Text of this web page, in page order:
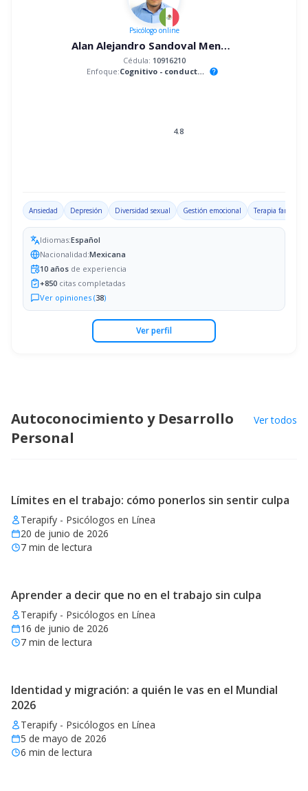
Psicólogoonline
Alan Alejandro Sandoval Mendoza
Cédula: 10916210
Enfoque:
Cognitivo - conductual help
4.8
Ansiedad Depresión Diversidad sexual Gestión emocional Terapia familiar
Idiomas:Español
Nacionalidad:Mexicana
10 años de experiencia
+850 citas completadas
Ver opiniones (38)
Ver perfil
Autoconocimiento y Desarrollo
Personal
Ver todos
Límites en el trabajo: cómo ponerlos sin sentir culpa
Terapify - Psicólogos en Línea
20 de junio de 2026
7 min de lectura
Aprender a decir que no en el trabajo sin culpa
Terapify - Psicólogos en Línea
16 de junio de 2026
7 min de lectura
Identidad y migración: a quién le vas en el Mundial
2026
Terapify - Psicólogos en Línea
5 de mayo de 2026
6 min de lectura